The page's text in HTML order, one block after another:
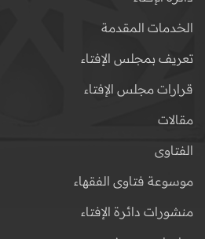
الخدمات المقدمة
تعريف بمجلس الإفتاء
قرارات مجلس الإفتاء
مقالات
الفتاوى
موسوعة فتاوى الفقهاء
منشورات دائرة الإفتاء